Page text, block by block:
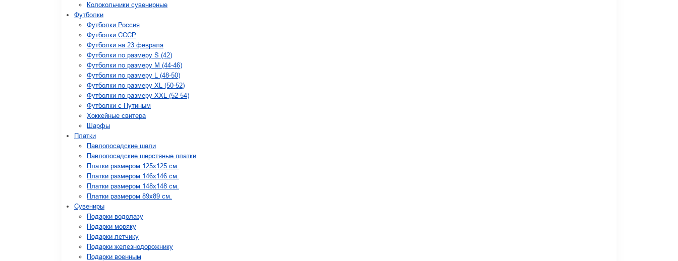
Колокольчики сувенирные
Футболки
Футболки Россия
Футболки СССР
Футболки на 23 февраля
Футболки по размеру S (42)
Футболки по размеру М (44-46)
Футболки по размеру L (48-50)
Футболки по размеру XL (50-52)
Футболки по размеру XXL (52-54)
Футболки с Путиным
Хоккейные свитера
Шарфы
Платки
Павлопосадские шали
Павлопосадские шерстяные платки
Платки размером 125х125 см.
Платки размером 146х146 см.
Платки размером 148х148 см.
Платки размером 89х89 см.
Сувениры
Подарки водолазу
Подарки моряку
Подарки летчику
Подарки железнодорожнику
Подарки военным